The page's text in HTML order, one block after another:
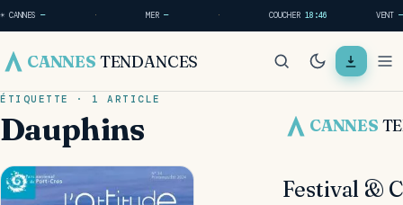
☀ CANNES — · MER— · COUCHER18:46 VENT —
CANNES TENDANCES
CANNES
Festival &
ÉTIQUETTE · 1 ARTICLE
Dauphins